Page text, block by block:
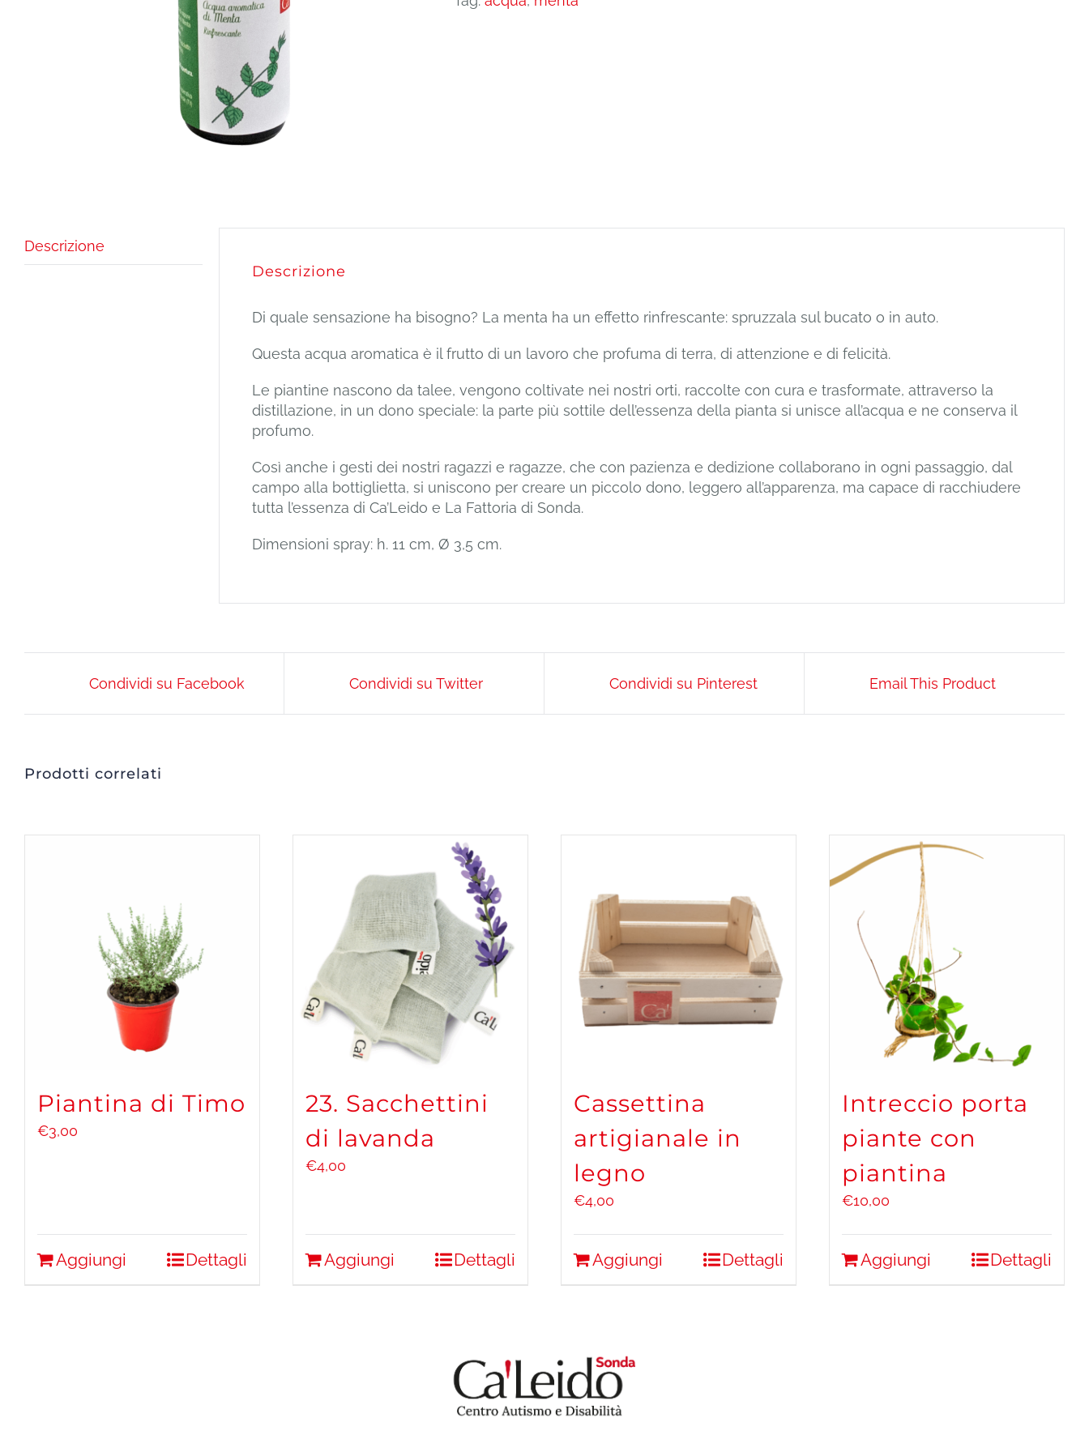
quantità
Descrizione
Descrizione
Di quale sensazione ha bisogno? La menta ha un effetto rinfrescante: spruzzala sul bucato o in auto.
Questa acqua aromatica è il frutto di un lavoro che profuma di terra, di attenzione e di felicità.
Le piantine nascono da talee, vengono coltivate nei nostri orti, raccolte con cura e trasformate, attraverso la
distillazione, in un dono speciale: la parte più sottile dell’essenza della pianta si unisce all’acqua e ne conserva il
profumo.
Così anche i gesti dei nostri ragazzi e ragazze, che con pazienza e dedizione collaborano in ogni passaggio, dal
campo alla bottiglietta, si uniscono per creare un piccolo dono, leggero all’apparenza, ma capace di racchiudere
tutta l’essenza di Ca’Leido e La Fattoria di Sonda.
Dimensioni spray: h. 11 cm, Ø 3,5 cm.
Condividi su Facebook Condividi su Twitter Condividi su Pinterest Email This Product
Prodotti correlati
Piantina di Timo
€3,00
Aggiungi Dettagli
23. Sacchettini
di lavanda
€4,00
Aggiungi Dettagli
Cassettina
artigianale in
legno
€4,00
Aggiungi Dettagli
Intreccio porta
piante con
piantina
€10,00
Aggiungi Dettagli